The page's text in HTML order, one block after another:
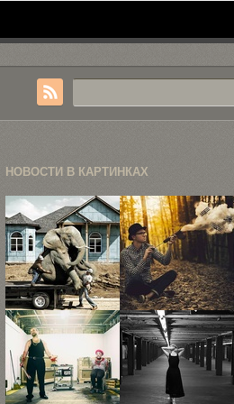
НОВОСТИ В КАРТИНКАХ
Концептуальные
фотографии
Эндрю
Мартина
Концептуальная
фотография
Логана
Зиллмера